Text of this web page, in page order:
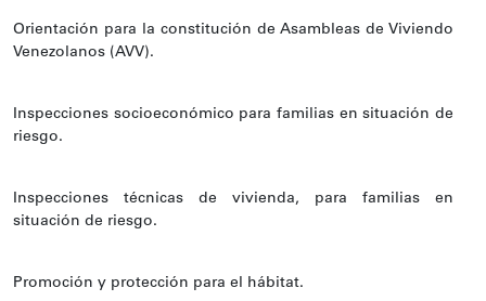
Orientación para la constitución de Asambleas de Viviendo
Venezolanos (AVV).
Inspecciones socioeconómico para familias en situación de
riesgo.
Inspecciones técnicas de vivienda, para familias en
situación de riesgo.
Promoción y protección para el hábitat.